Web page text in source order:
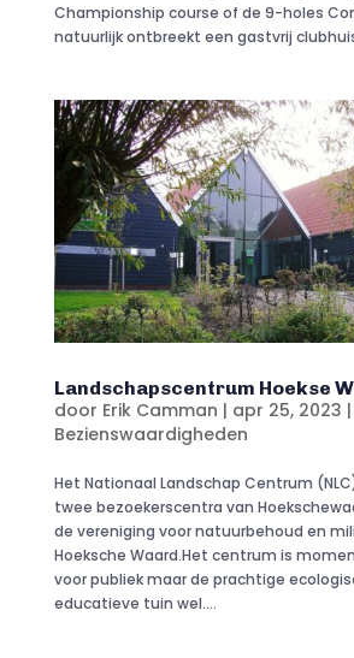
Championship course of de 9-holes
natuurlijk ontbreekt een gastvrij
Landschapscentrum Hoekse
door Erik Camman | apr 25, 2023 |
Bezienswaardigheden
Het Nationaal Landschap Centrum
twee bezoekerscentra van
de vereniging voor natuurbehoud en
Hoeksche Waard.Het centrum is
voor publiek maar de prachtige
educatieve tuin wel....